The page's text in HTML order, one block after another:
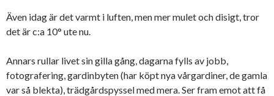
Även idag är det varmt i luften, men mer mulet och disigt, tror
det är c:a 10° ute nu.
Annars rullar livet sin gilla gång, dagarna fylls av jobb,
fotografering, gardinbyten (har köpt nya vårgardiner, de gamla
var så blekta), trädgårdspyssel med mera. Ser fram emot att få